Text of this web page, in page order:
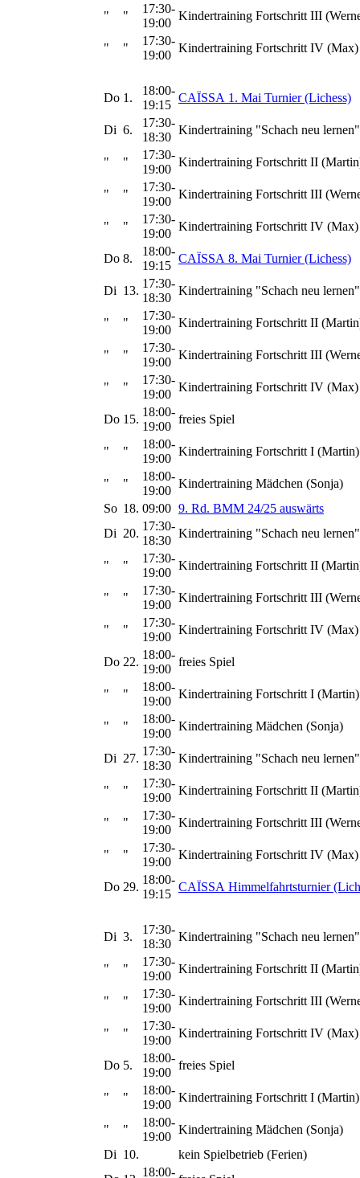
" "
17:30-
19:00
Kindertraining Fortschritt III
" "
17:30-
19:00
Kindertraining Fortschritt IV (Max)
Do 1.
18:00-
19:15
CAÏSSA 1. Mai Turnier (Lichess)
Di 6.
17:30-
18:30
Kindertraining "Schach neu
" "
17:30-
19:00
Kindertraining Fortschritt II
" "
17:30-
19:00
Kindertraining Fortschritt III
" "
17:30-
19:00
Kindertraining Fortschritt IV (Max)
Do 8.
18:00-
19:15
CAÏSSA 8. Mai Turnier (Lichess)
Di 13.
17:30-
18:30
Kindertraining "Schach neu
" "
17:30-
19:00
Kindertraining Fortschritt II
" "
17:30-
19:00
Kindertraining Fortschritt III
" "
17:30-
19:00
Kindertraining Fortschritt IV (Max)
Do 15.
18:00-
19:00
freies Spiel
" "
18:00-
19:00
Kindertraining Fortschritt I (Martin)
" "
18:00-
19:00
Kindertraining Mädchen (Sonja)
So 18. 09:00 9. Rd. BMM 24/25 auswärts
Di 20.
17:30-
18:30
Kindertraining "Schach neu
" "
17:30-
19:00
Kindertraining Fortschritt II
" "
17:30-
19:00
Kindertraining Fortschritt III
" "
17:30-
19:00
Kindertraining Fortschritt IV (Max)
Do 22.
18:00-
19:00
freies Spiel
" "
18:00-
19:00
Kindertraining Fortschritt I (Martin)
" "
18:00-
19:00
Kindertraining Mädchen (Sonja)
Di 27.
17:30-
18:30
Kindertraining "Schach neu
" "
17:30-
19:00
Kindertraining Fortschritt II
" "
17:30-
19:00
Kindertraining Fortschritt III
" "
17:30-
19:00
Kindertraining Fortschritt IV (Max)
Do 29.
18:00-
19:15
CAÏSSA Himmelfahrtsturnier
Di 3.
17:30-
18:30
Kindertraining "Schach neu
" "
17:30-
19:00
Kindertraining Fortschritt II
" "
17:30-
19:00
Kindertraining Fortschritt III
" "
17:30-
19:00
Kindertraining Fortschritt IV (Max)
Do 5.
18:00-
19:00
freies Spiel
" "
18:00-
19:00
Kindertraining Fortschritt I (Martin)
" "
18:00-
19:00
Kindertraining Mädchen (Sonja)
Di 10.
kein Spielbetrieb (Ferien)
18:00-